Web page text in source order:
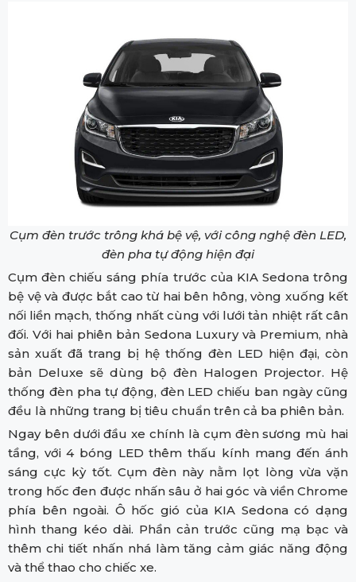
Cụm đèn trước trông khá bệ vệ, với công nghệ đèn LED,
đèn pha tự động hiện đại
Cụm đèn chiếu sáng phía trước của KIA Sedona trông
bệ vệ và được bắt cao từ hai bên hông, vòng xuống kết
nối liền mạch, thống nhất cùng với lưới tản nhiệt rất cân
đối. Với hai phiên bản Sedona Luxury và Premium, nhà
sản xuất đã trang bị hệ thống đèn LED hiện đại, còn
bản Deluxe sẽ dùng bộ đèn Halogen Projector. Hệ
thống đèn pha tự động, đèn LED chiếu ban ngày cũng
đều là những trang bị tiêu chuẩn trên cả ba phiên bản.
Ngay bên dưới đầu xe chính là cụm đèn sương mù hai
tầng, với 4 bóng LED thêm thấu kính mang đến ánh
sáng cực kỳ tốt. Cụm đèn này nằm lọt lòng vừa vặn
trong hốc đen được nhấn sâu ở hai góc và viền Chrome
phía bên ngoài. Ô hốc gió của KIA Sedona có dạng
hình thang kéo dài. Phần cản trước cũng mạ bạc và
thêm chi tiết nhấn nhá làm tăng cảm giác năng động
và thể thao cho chiếc xe.